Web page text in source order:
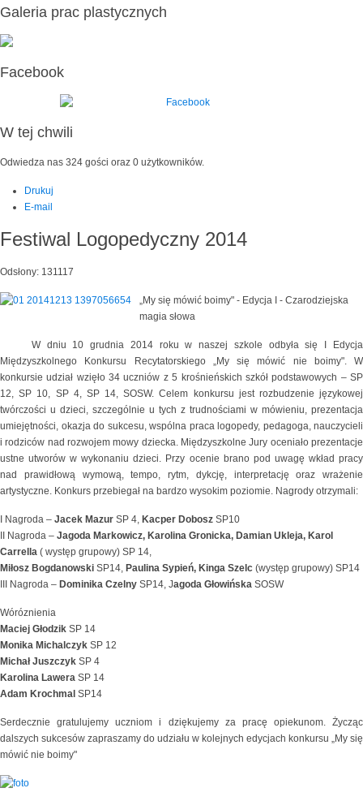
Galeria prac plastycznych
Facebook
W tej chwili
Odwiedza nas 324 gości oraz 0 użytkowników.
Drukuj
E-mail
Festiwal Logopedyczny 2014
Odsłony: 131117
„My się mówić boimy" - Edycja I - Czarodziejska
magia słowa
W dniu 10 grudnia 2014 roku w naszej szkole odbyła się I Edycja
Międzyszkolnego Konkursu Recytatorskiego „My się mówić nie boimy". W
konkursie udział wzięło 34 uczniów z 5 krośnieńskich szkół podstawowych – SP
12, SP 10, SP 4, SP 14, SOSW. Celem konkursu jest rozbudzenie językowej
twórczości u dzieci, szczególnie u tych z trudnościami w mówieniu, prezentacja
umiejętności, okazja do sukcesu, wspólna praca logopedy, pedagoga, nauczycieli
i rodziców nad rozwojem mowy dziecka. Międzyszkolne Jury oceniało prezentacje
ustne utworów w wykonaniu dzieci. Przy ocenie brano pod uwagę wkład pracy
nad prawidłową wymową, tempo, rytm, dykcję, interpretację oraz wrażenie
artystyczne. Konkurs przebiegał na bardzo wysokim poziomie. Nagrody otrzymali:
I Nagroda – Jacek Mazur SP 4, Kacper Dobosz SP10
II Nagroda – Jagoda Markowicz, Karolina Gronicka, Damian Ukleja, Karol
Carrella ( występ grupowy) SP 14,
Miłosz Bogdanowski SP14, Paulina Sypień, Kinga Szelc (występ grupowy) SP14
III Nagroda – Dominika Czelny SP14, Jagoda Głowińska SOSW
Wóróznienia
Maciej Głodzik SP 14
Monika Michalczyk SP 12
Michał Juszczyk SP 4
Karolina Lawera SP 14
Adam Krochmal SP14
Serdecznie gratulujemy uczniom i dziękujemy za pracę opiekunom. Życząc
dalszych sukcesów zapraszamy do udziału w kolejnych edycjach konkursu „My się
mówić nie boimy"